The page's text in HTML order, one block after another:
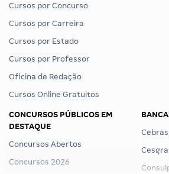
Cursos por Concurso
Cursos por Carreira
Cursos por Estado
Cursos por Professor
Oficina de Redação
Cursos Online Gratuitos
CONCURSOS PÚBLICOS EM
DESTAQUE
Concursos Abertos
Concursos 2026